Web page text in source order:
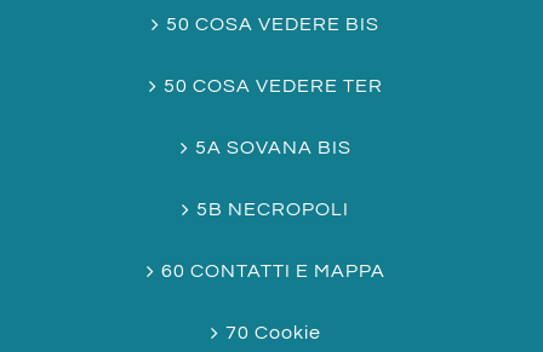
50 COSA VEDERE BIS
50 COSA VEDERE TER
5A SOVANA BIS
5B NECROPOLI
60 CONTATTI E MAPPA
70 Cookie